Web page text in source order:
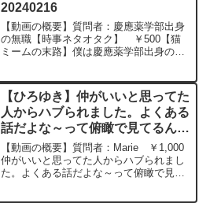
20240216
【動画の概要】質問者：慶應薬学部出身
の無職【時事ネタオタク】 ￥500【猫
ミームの末路】僕は慶應薬学部出身の無
難しい物事の読み書き発信や現実の想像
力が消える...
【ひろゆき】仲がいいと思ってた
人からハブられました。よくある
話だよな～って俯瞰で見てるんだ
けど、やっぱりちょっと寂しいで
す。 ひろゆきさんならどうやっ
て心の整理をしますか？ ー
【動画の概要】質問者：Marie ￥1,000
仲がいいと思ってた人からハブられまし
た。よくある話だよな～って俯瞰で見て